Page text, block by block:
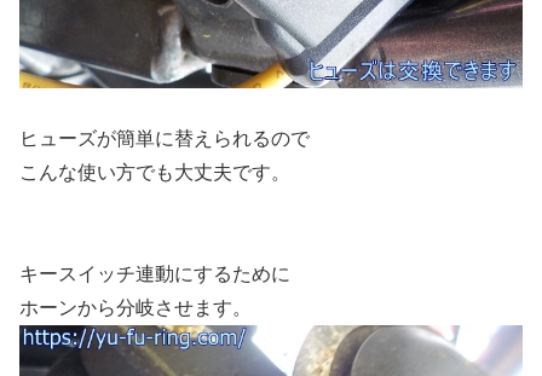
ヒューズが簡単に替えられるので
こんな使い方でも大丈夫です。
キースイッチ連動にするために
ホーンから分岐させます。